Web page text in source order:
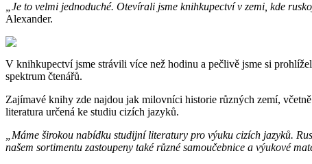
„Je to velmi jednoduché. Otevírali jsme knihkupectví v zemi, kde
Alexander.
V knihkupectví jsme strávili více než hodinu a pečlivě jsme si
spektrum čtenářů.
Zajímavé knihy zde najdou jak milovníci historie různých zemí,
literatura určená ke studiu cizích jazyků.
„Máme širokou nabídku studijní literatury pro výuku cizích jazyků.
našem sortimentu zastoupeny také různé samoučebnice a výukové